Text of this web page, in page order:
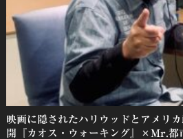
映画に隠されたハリウッドとアメリ
開『カオス・ウォーキング』×Mr.都